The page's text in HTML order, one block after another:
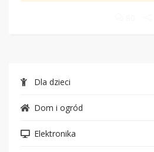
Dla dzieci
Dom i ogród
Elektronika